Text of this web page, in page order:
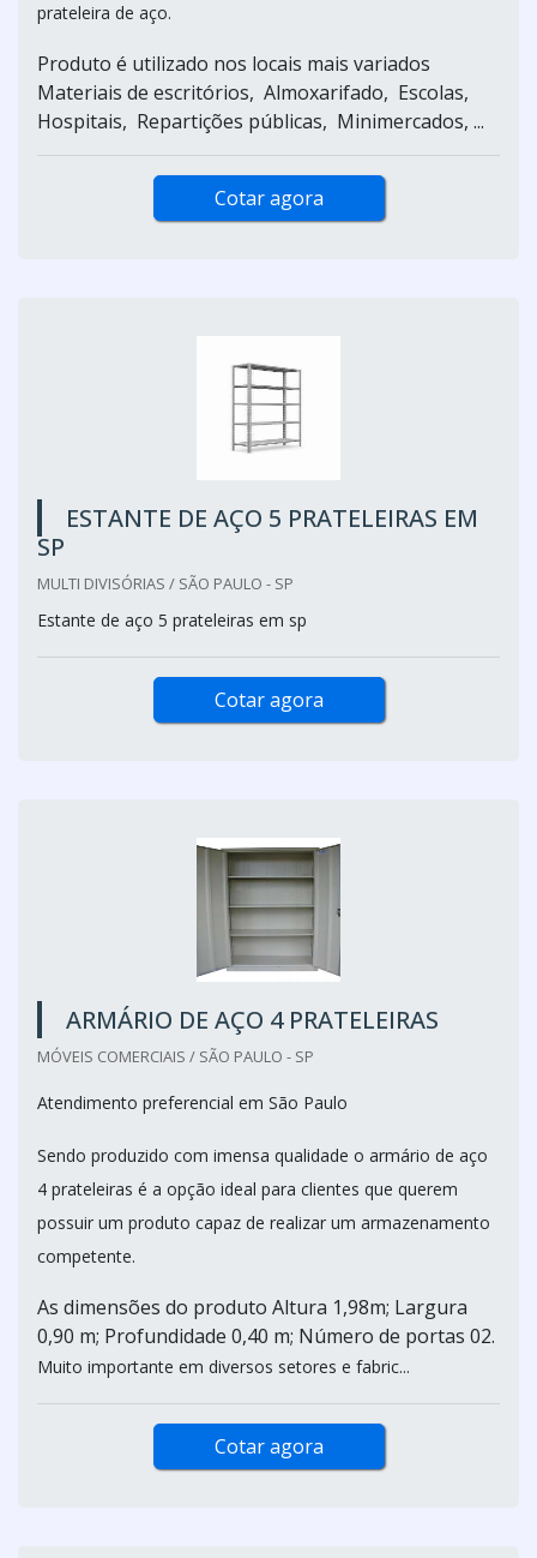
prateleira de aço.
Produto é utilizado nos locais mais variados
Materiais de escritórios, Almoxarifado, Escolas,
Hospitais, Repartições públicas, Minimercados, ...
Cotar agora
ESTANTE DE AÇO 5 PRATELEIRAS EM
SP
MULTI DIVISÓRIAS / SÃO PAULO - SP
Estante de aço 5 prateleiras em sp
Cotar agora
ARMÁRIO DE AÇO 4 PRATELEIRAS
MÓVEIS COMERCIAIS / SÃO PAULO - SP
Atendimento preferencial em São Paulo
Sendo produzido com imensa qualidade o armário de aço
4 prateleiras é a opção ideal para clientes que querem
possuir um produto capaz de realizar um armazenamento
competente.
As dimensões do produto Altura 1,98m; Largura
0,90 m; Profundidade 0,40 m; Número de portas 02.
Muito importante em diversos setores e fabric...
Cotar agora